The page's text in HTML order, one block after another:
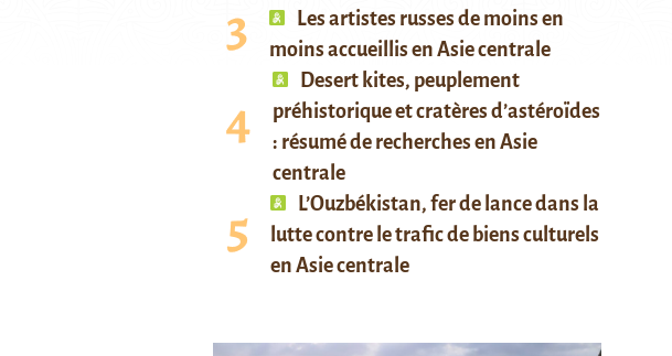
Les artistes russes de moins en
moins accueillis en Asie centrale
Desert kites, peuplement
préhistorique et cratères d’astéroïdes
: résumé de recherches en Asie
centrale
L’Ouzbékistan, fer de lance dans la
lutte contre le trafic de biens culturels
en Asie centrale